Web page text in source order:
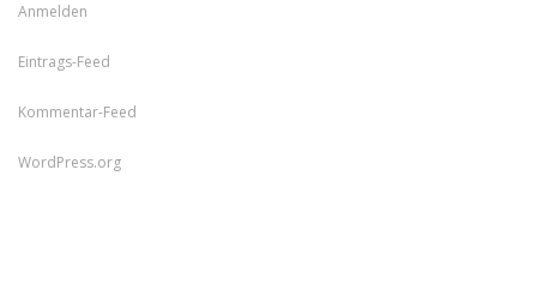
Anmelden
Eintrags-Feed
Kommentar-Feed
WordPress.org